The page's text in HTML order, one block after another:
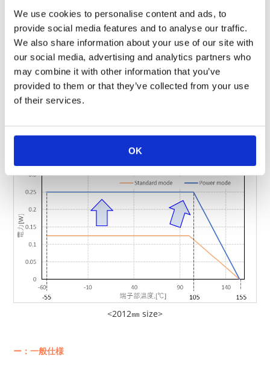
We use cookies to personalise content and ads, to
provide social media features and to analyse our traffic.
We also share information about your use of our site with
our social media, advertising and analytics partners who
may combine it with other information that you’ve
provided to them or that they’ve collected from your use
of their services.
OK
RN73H 2B
RN73R 2B
RN73H 2E
RN73R 2E
3.2×2.6 0.5
*¹ 高電力でご使用いただく場合には、定格端子部温度以下でご
使用ください。
端子部温度規定による定格電力UP
<2012㎜ size>
ー：一般仕様